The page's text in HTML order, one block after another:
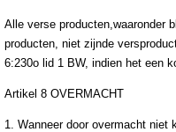
Alle verse producten,waaronder
producten, niet zijnde
6:230o lid 1 BW, indien het een
Artikel 8 OVERMACHT
1. Wanneer door overmacht